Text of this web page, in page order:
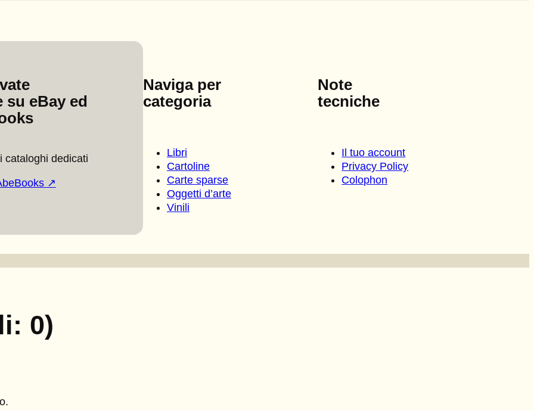
su eBay ed
cataloghi dedicati
↗
Naviga per
categoria
Libri
Cartoline
Carte sparse
Oggetti d’arte
Vinili
Note
tecniche
Il tuo account
Privacy Policy
Colophon
0)